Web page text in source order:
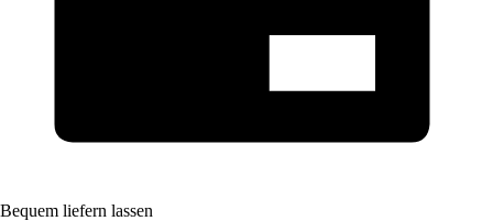
Bequem liefern lassen